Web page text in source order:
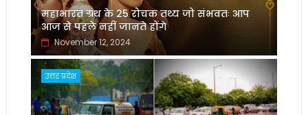
महाभारत ग्रंथ के 25 रोचक तथ्य जो संभवतः आप
आज से पहले नहीं जानते होंगे
November 12, 2024
उत्तर प्रदेश